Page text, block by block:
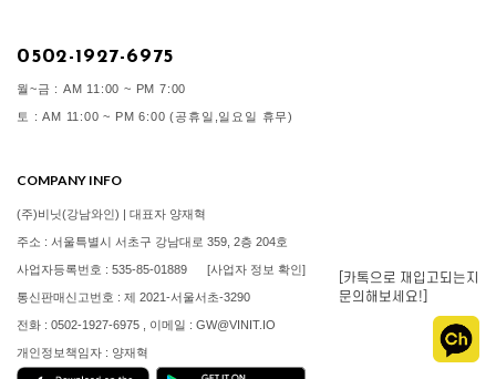
0502-1927-6975
월~금 : AM 11:00 ~ PM 7:00
토 : AM 11:00 ~ PM 6:00 (공휴일,일요일 휴무)
COMPANY INFO
(주)비닛(강남와인) | 대표자 양재혁
주소 : 서울특별시 서초구 강남대로 359, 2층 204호
사업자등록번호 : 535-85-01889 [사업자 정보 확인]
통신판매신고번호 : 제 2021-서울서초-3290
전화 : 0502-1927-6975 , 이메일 : GW@VINIT.IO
개인정보책임자 : 양재혁
[카톡으로 재입고되는지
문의해보세요!]